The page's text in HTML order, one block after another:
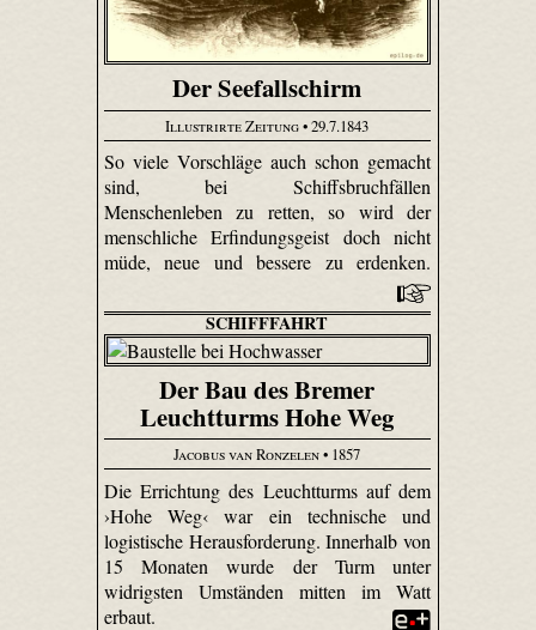
Der Seefallschirm
Illustrirte Zeitung• 29.7.1843
So viele Vorschläge auch schon gemacht
sind, bei Schiffsbruchfällen
Menschenleben zu retten, so wird der
menschliche Erfindungsgeist doch nicht
müde, neue und bessere zu erdenken.
SCHIFFFAHRT
Der Bau des Bremer
Leuchtturms Hohe Weg
Jacobus van Ronzelen• 1857
Die Errichtung des Leuchtturms auf dem
›Hohe Weg‹ war ein technische und
logistische Herausforderung. Innerhalb von
15 Monaten wurde der Turm unter
widrigsten Umständen mitten im Watt
erbaut.